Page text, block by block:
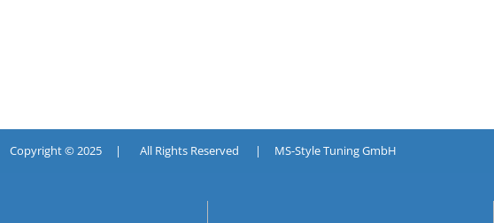
Copyright © 2025 | All Rights Reserved | MS-Style Tuning GmbH